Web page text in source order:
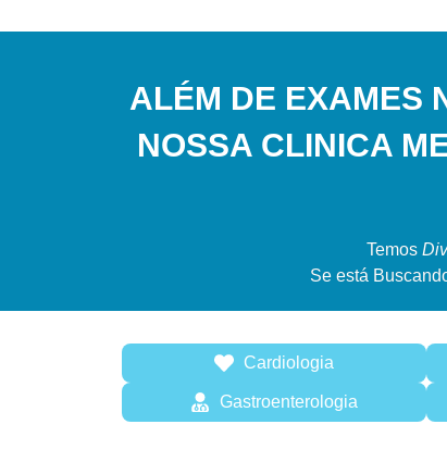
ALÉM DE EXAMES
NOSSA CLINICA
Temos
Se está
Cardiologia
Gastroenterologia